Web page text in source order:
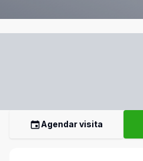
Agendar visita